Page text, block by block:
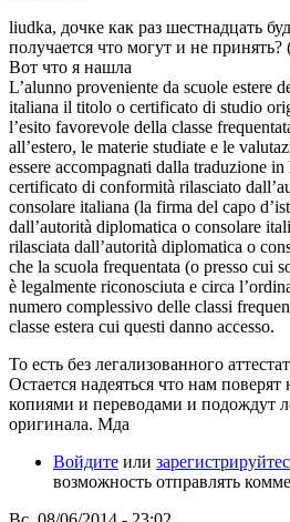
liudka, дочке как раз шестнадцать
получается что могут и не принять?
Вот что я нашла
L’alunno proveniente da scuole estere
italiana il titolo o certificato di studio
l’esito favorevole della classe
all’estero, le materie studiate e le
essere accompagnati dalla traduzione
certificato di conformità rilasciato
consolare italiana (la firma del capo
dall’autorità diplomatica o consolare
rilasciata dall’autorità diplomatica o
che la scuola frequentata (o presso cui
è legalmente riconosciuta e circa
numero complessivo delle classi
classe estera cui questi danno accesso.
То есть без легализованного
Остается надеяться что нам
копиями и переводами и подождут
оригинала. Мда
Войдите или
возможность отправлять